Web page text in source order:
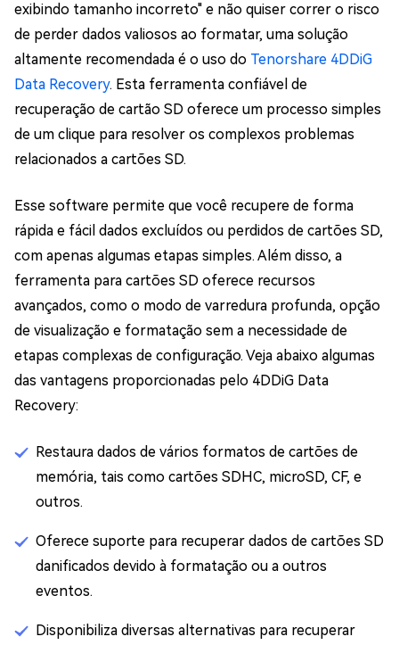
exibindo tamanho incorreto" e não quiser correr o risco
de perder dados valiosos ao formatar, uma solução
altamente recomendada é o uso do Tenorshare 4DDiG
Data Recovery. Esta ferramenta confiável de
recuperação de cartão SD oferece um processo simples
de um clique para resolver os complexos problemas
relacionados a cartões SD.
Esse software permite que você recupere de forma
rápida e fácil dados excluídos ou perdidos de cartões SD,
com apenas algumas etapas simples. Além disso, a
ferramenta para cartões SD oferece recursos
avançados, como o modo de varredura profunda, opção
de visualização e formatação sem a necessidade de
etapas complexas de configuração. Veja abaixo algumas
das vantagens proporcionadas pelo 4DDiG Data
Recovery:
Restaura dados de vários formatos de cartões de
memória, tais como cartões SDHC, microSD, CF, e
outros.
Oferece suporte para recuperar dados de cartões SD
danificados devido à formatação ou a outros
eventos.
Disponibiliza diversas alternativas para recuperar